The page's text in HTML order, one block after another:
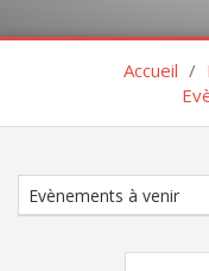
Accueil /
Evènements à venir